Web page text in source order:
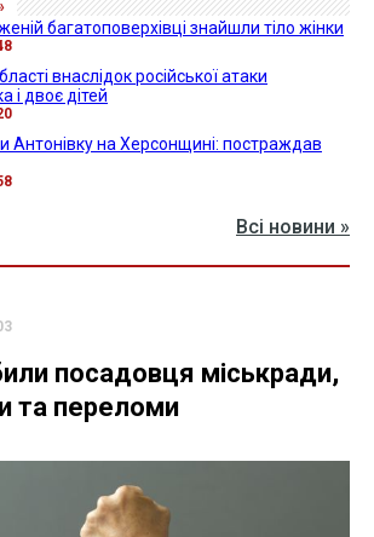
багатоповерхівці знайшли тіло жінки
внаслідок російської атаки
і двоє дітей
Антонівку на Херсонщині: постраждав
Всі новини »
посадовця міськради,
та переломи